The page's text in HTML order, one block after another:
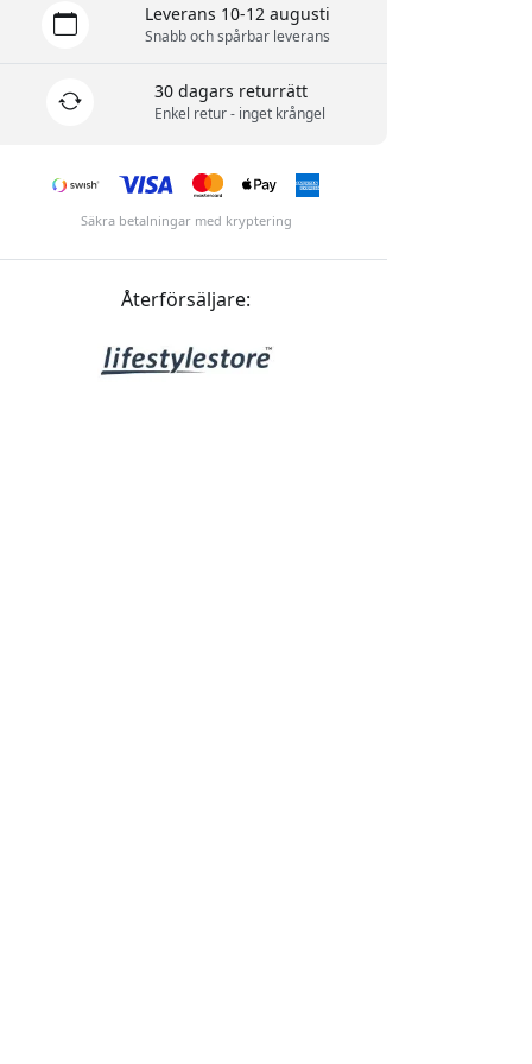
Leverans 10-12 augusti
Snabb och spårbar leverans
30 dagars returrätt
Enkel retur - inget krångel
Säkra betalningar med kryptering
Återförsäljare: